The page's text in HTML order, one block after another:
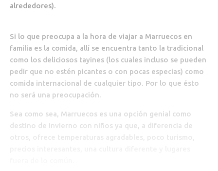
alrededores).
Si lo que preocupa a la hora de viajar a Marruecos en
familia es la comida, allí se encuentra tanto la tradicional
como los deliciosos tayines (los cuales incluso se pueden
pedir que no estén picantes o con pocas especias) como
comida internacional de cualquier tipo. Por lo que ésto
no será una preocupación.
Sea como sea, Marruecos es una opción genial como
destino de invierno con niños ya que, a diferencia de